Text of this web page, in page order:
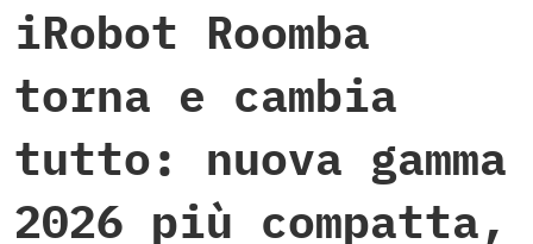
iRobot Roomba
torna e cambia
tutto: nuova gamma
2026 più compatta,